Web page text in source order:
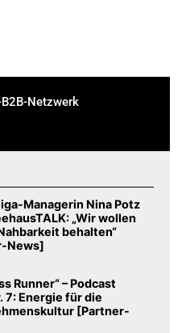
Netzwerk
Managerin Nina Potz
„Wir wollen
behalten“
News]
Runner“ – Podcast
7: Energie für die
[Partner-